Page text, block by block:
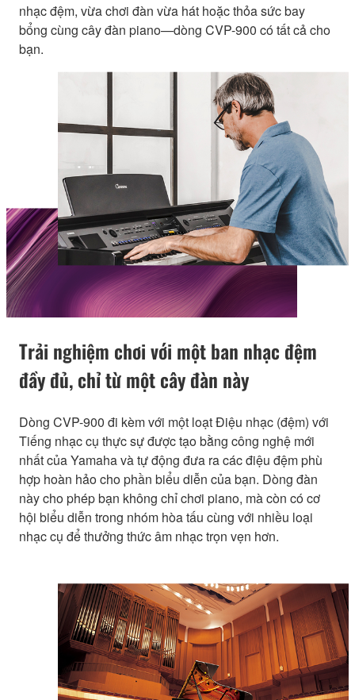
nhạc đệm, vừa chơi đàn vừa hát hoặc thỏa sức bay
bổng cùng cây đàn piano—dòng CVP-900 có tất cả cho
bạn.
Trải nghiệm chơi với một ban nhạc đệm
đầy đủ, chỉ từ một cây đàn này
Dòng CVP-900 đi kèm với một loạt Điệu nhạc (đệm) với
Tiếng nhạc cụ thực sự được tạo bằng công nghệ mới
nhất của Yamaha và tự động đưa ra các điệu đệm phù
hợp hoàn hảo cho phần biểu diễn của bạn. Dòng đàn
này cho phép bạn không chỉ chơi piano, mà còn có cơ
hội biểu diễn trong nhóm hòa tấu cùng với nhiều loại
nhạc cụ để thưởng thức âm nhạc trọn vẹn hơn.